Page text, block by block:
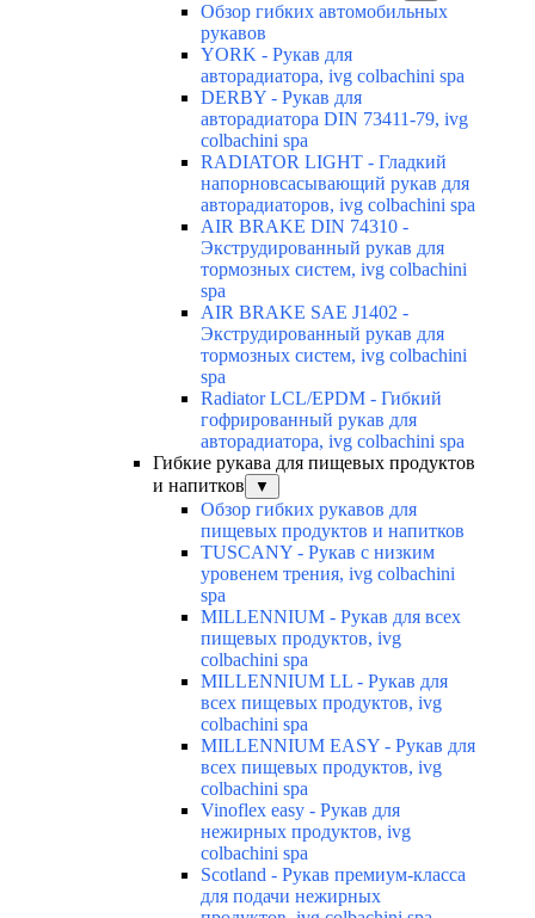
Обзор гибких автомобильных
рукавов
YORK - Рукав для
авторадиатора, ivg colbachini spa
DERBY - Рукав для
авторадиатора DIN 73411-79, ivg
colbachini spa
RADIATOR LIGHT - Гладкий
напорновсасывающий рукав для
авторадиаторов, ivg colbachini spa
AIR BRAKE DIN 74310 -
Экструдированный рукав для
тормозных систем, ivg colbachini
spa
AIR BRAKE SAE J1402 -
Экструдированный рукав для
тормозных систем, ivg colbachini
spa
Radiator LCL/EPDM - Гибкий
гофрированный рукав для
авторадиатора, ivg colbachini spa
Гибкие рукава для пищевых продуктов
и напитков
▼
Обзор гибких рукавов для
пищевых продуктов и напитков
TUSCANY - Рукав с низким
уровенем трения, ivg colbachini
spa
MILLENNIUM - Рукав для всех
пищевых продуктов, ivg
colbachini spa
MILLENNIUM LL - Рукав для
всех пищевых продуктов, ivg
colbachini spa
MILLENNIUM EASY - Рукав для
всех пищевых продуктов, ivg
colbachini spa
Vinoflex easy - Рукав для
нежирных продуктов, ivg
colbachini spa
Scotland - Рукав премиум-класса
для подачи нежирных